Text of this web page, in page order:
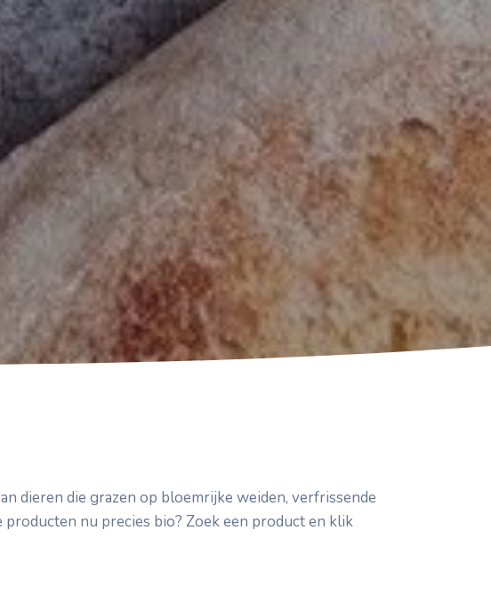
dieren die grazen op bloemrijke weiden, verfrissende
nu precies bio? Zoek een product en klik